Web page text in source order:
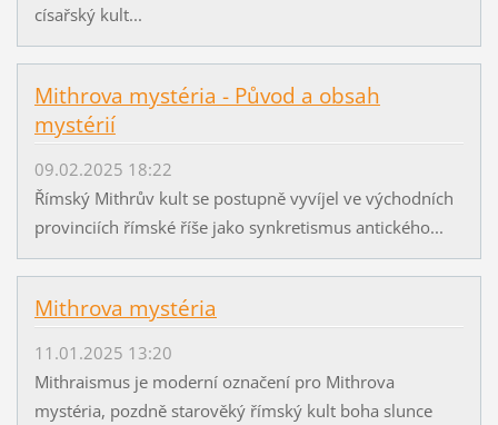
císařský kult...
Mithrova mystéria - Původ a obsah
mystérií
09.02.2025 18:22
Římský Mithrův kult se postupně vyvíjel ve východních
provinciích římské říše jako synkretismus antického...
Mithrova mystéria
11.01.2025 13:20
Mithraismus je moderní označení pro Mithrova
mystéria, pozdně starověký římský kult boha slunce